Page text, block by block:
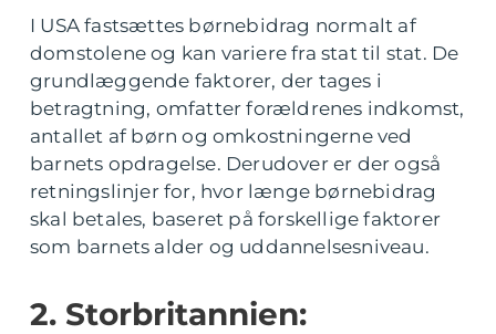
I USA fastsættes børnebidrag normalt af
domstolene og kan variere fra stat til stat. De
grundlæggende faktorer, der tages i
betragtning, omfatter forældrenes indkomst,
antallet af børn og omkostningerne ved
barnets opdragelse. Derudover er der også
retningslinjer for, hvor længe børnebidrag
skal betales, baseret på forskellige faktorer
som barnets alder og uddannelsesniveau.
2. Storbritannien: